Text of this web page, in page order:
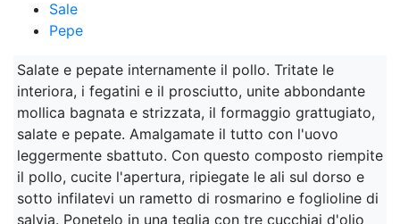
Sale
Pepe
Salate e pepate internamente il pollo. Tritate le
interiora, i fegatini e il prosciutto, unite abbondante
mollica bagnata e strizzata, il formaggio grattugiato,
salate e pepate. Amalgamate il tutto con l'uovo
leggermente sbattuto. Con questo composto riempite
il pollo, cucite l'apertura, ripiegate le ali sul dorso e
sotto infilatevi un rametto di rosmarino e foglioline di
salvia. Ponetelo in una teglia con tre cucchiai d'olio